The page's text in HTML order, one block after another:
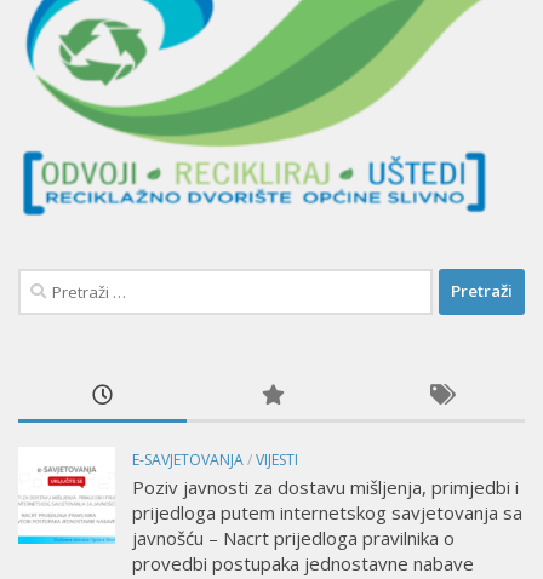
Pretraži:
E-SAVJETOVANJA/VIJESTI
Poziv javnosti za dostavu mišljenja, primjedbi i
prijedloga putem internetskog savjetovanja sa
javnošću – Nacrt prijedloga pravilnika o
provedbi postupaka jednostavne nabave